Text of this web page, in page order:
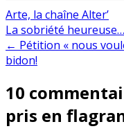
Arte, la chaîne Alter’
Navigation
de
La sobriété
← Pétition « nous
bidon!
10
pris en